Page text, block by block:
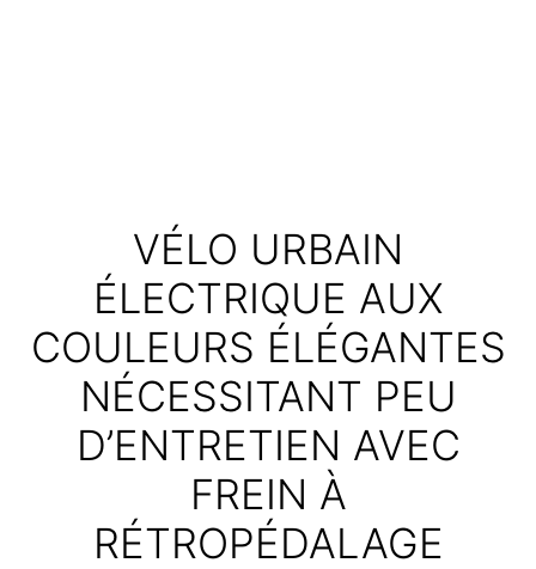
VÉLO URBAIN
ÉLECTRIQUE AUX
COULEURS ÉLÉGANTES
NÉCESSITANT PEU
D’ENTRETIEN AVEC
FREIN À
RÉTROPÉDALAGE